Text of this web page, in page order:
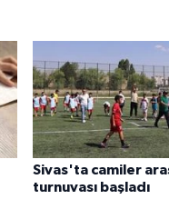
Sivas'ta camiler
turnuvası başladı